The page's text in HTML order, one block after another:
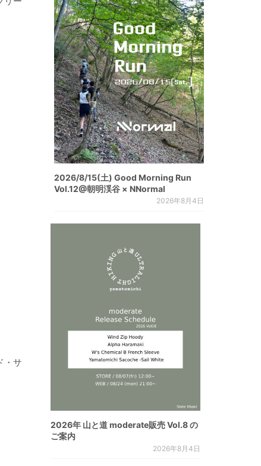
・サ
2026/8/15(土) Good Morning Run
Vol.12@朝明渓谷 × NNormal
2026年8月4日
2026年 山と道 moderate販売 Vol.8 の
ご案内
2026年8月4日